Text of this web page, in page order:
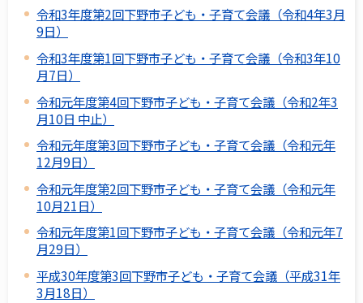
令和3年度第2回下野市子ども・子育て会議（令和4年3月
9日）
令和3年度第1回下野市子ども・子育て会議（令和3年10
月7日）
令和元年度第4回下野市子ども・子育て会議（令和2年3
月10日 中止）
令和元年度第3回下野市子ども・子育て会議（令和元年
12月9日）
令和元年度第2回下野市子ども・子育て会議（令和元年
10月21日）
令和元年度第1回下野市子ども・子育て会議（令和元年7
月29日）
平成30年度第3回下野市子ども・子育て会議（平成31年
3月18日）